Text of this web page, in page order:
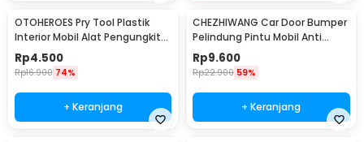
OTOHEROES Pry Tool Plastik
Interior Mobil Alat Pengungkit
Set 4 PCS - AA16
Rp4.500
Rp16.900 74%
+ Keranjang
CHEZHIWANG Car Door Bumper
Pelindung Pintu Mobil Anti
Gores 8 PCS - HT-001
Rp9.600
Rp22.900 59%
+ Keranjang